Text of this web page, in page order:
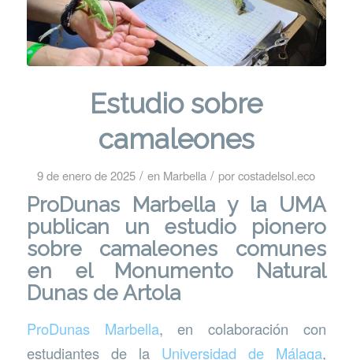
Estudio sobre
camaleones
9 de enero de 2025 / en Marbella / porcostadelsol.eco
ProDunas Marbella y la UMA
publican un estudio pionero
sobre camaleones comunes
en el Monumento Natural
Dunas de Artola
ProDunas Marbella, en colaboración con
estudiantes de la Universidad de Málaga,